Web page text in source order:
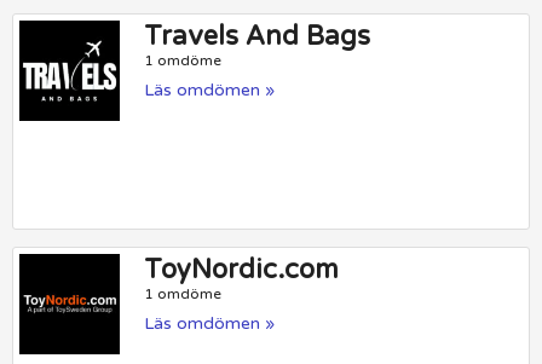
Travels And Bags
1 omdöme
Läs omdömen »
ToyNordic.com
1 omdöme
Läs omdömen »